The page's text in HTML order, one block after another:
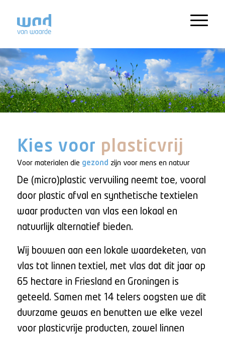
Kies voor plasticvrij
Voor materialen die gezond zijn voor mens en natuur
De (micro)plastic vervuiling neemt toe, vooral
door plastic afval en synthetische textielen
waar producten van vlas een lokaal en
natuurlijk alternatief bieden.
Wij bouwen aan een lokale waardeketen, van
vlas tot linnen textiel, met vlas dat dit jaar op
65 hectare in Friesland en Groningen is
geteeld. Samen met 14 telers oogsten we dit
duurzame gewas en benutten we elke vezel
voor plasticvrije producten, zowel linnen